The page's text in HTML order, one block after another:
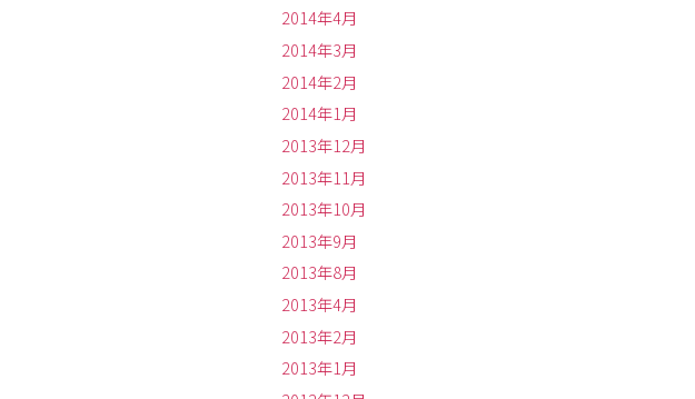
2014年4月
2014年3月
2014年2月
2014年1月
2013年12月
2013年11月
2013年10月
2013年9月
2013年8月
2013年4月
2013年2月
2013年1月